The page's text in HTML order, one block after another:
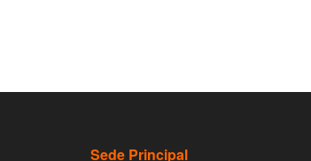
Sede Principal